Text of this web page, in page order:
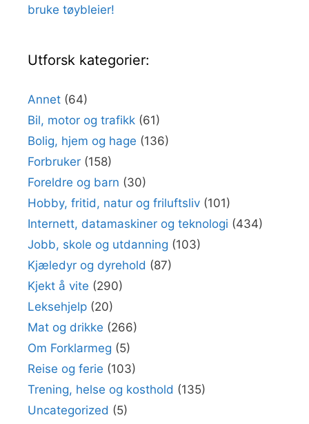
bruke tøybleier!
Utforsk kategorier:
Annet (64)
Bil, motor og trafikk (61)
Bolig, hjem og hage (136)
Forbruker (158)
Foreldre og barn (30)
Hobby, fritid, natur og friluftsliv (101)
Internett, datamaskiner og teknologi (434)
Jobb, skole og utdanning (103)
Kjæledyr og dyrehold (87)
Kjekt å vite (290)
Leksehjelp (20)
Mat og drikke (266)
Om Forklarmeg (5)
Reise og ferie (103)
Trening, helse og kosthold (135)
Uncategorized (5)